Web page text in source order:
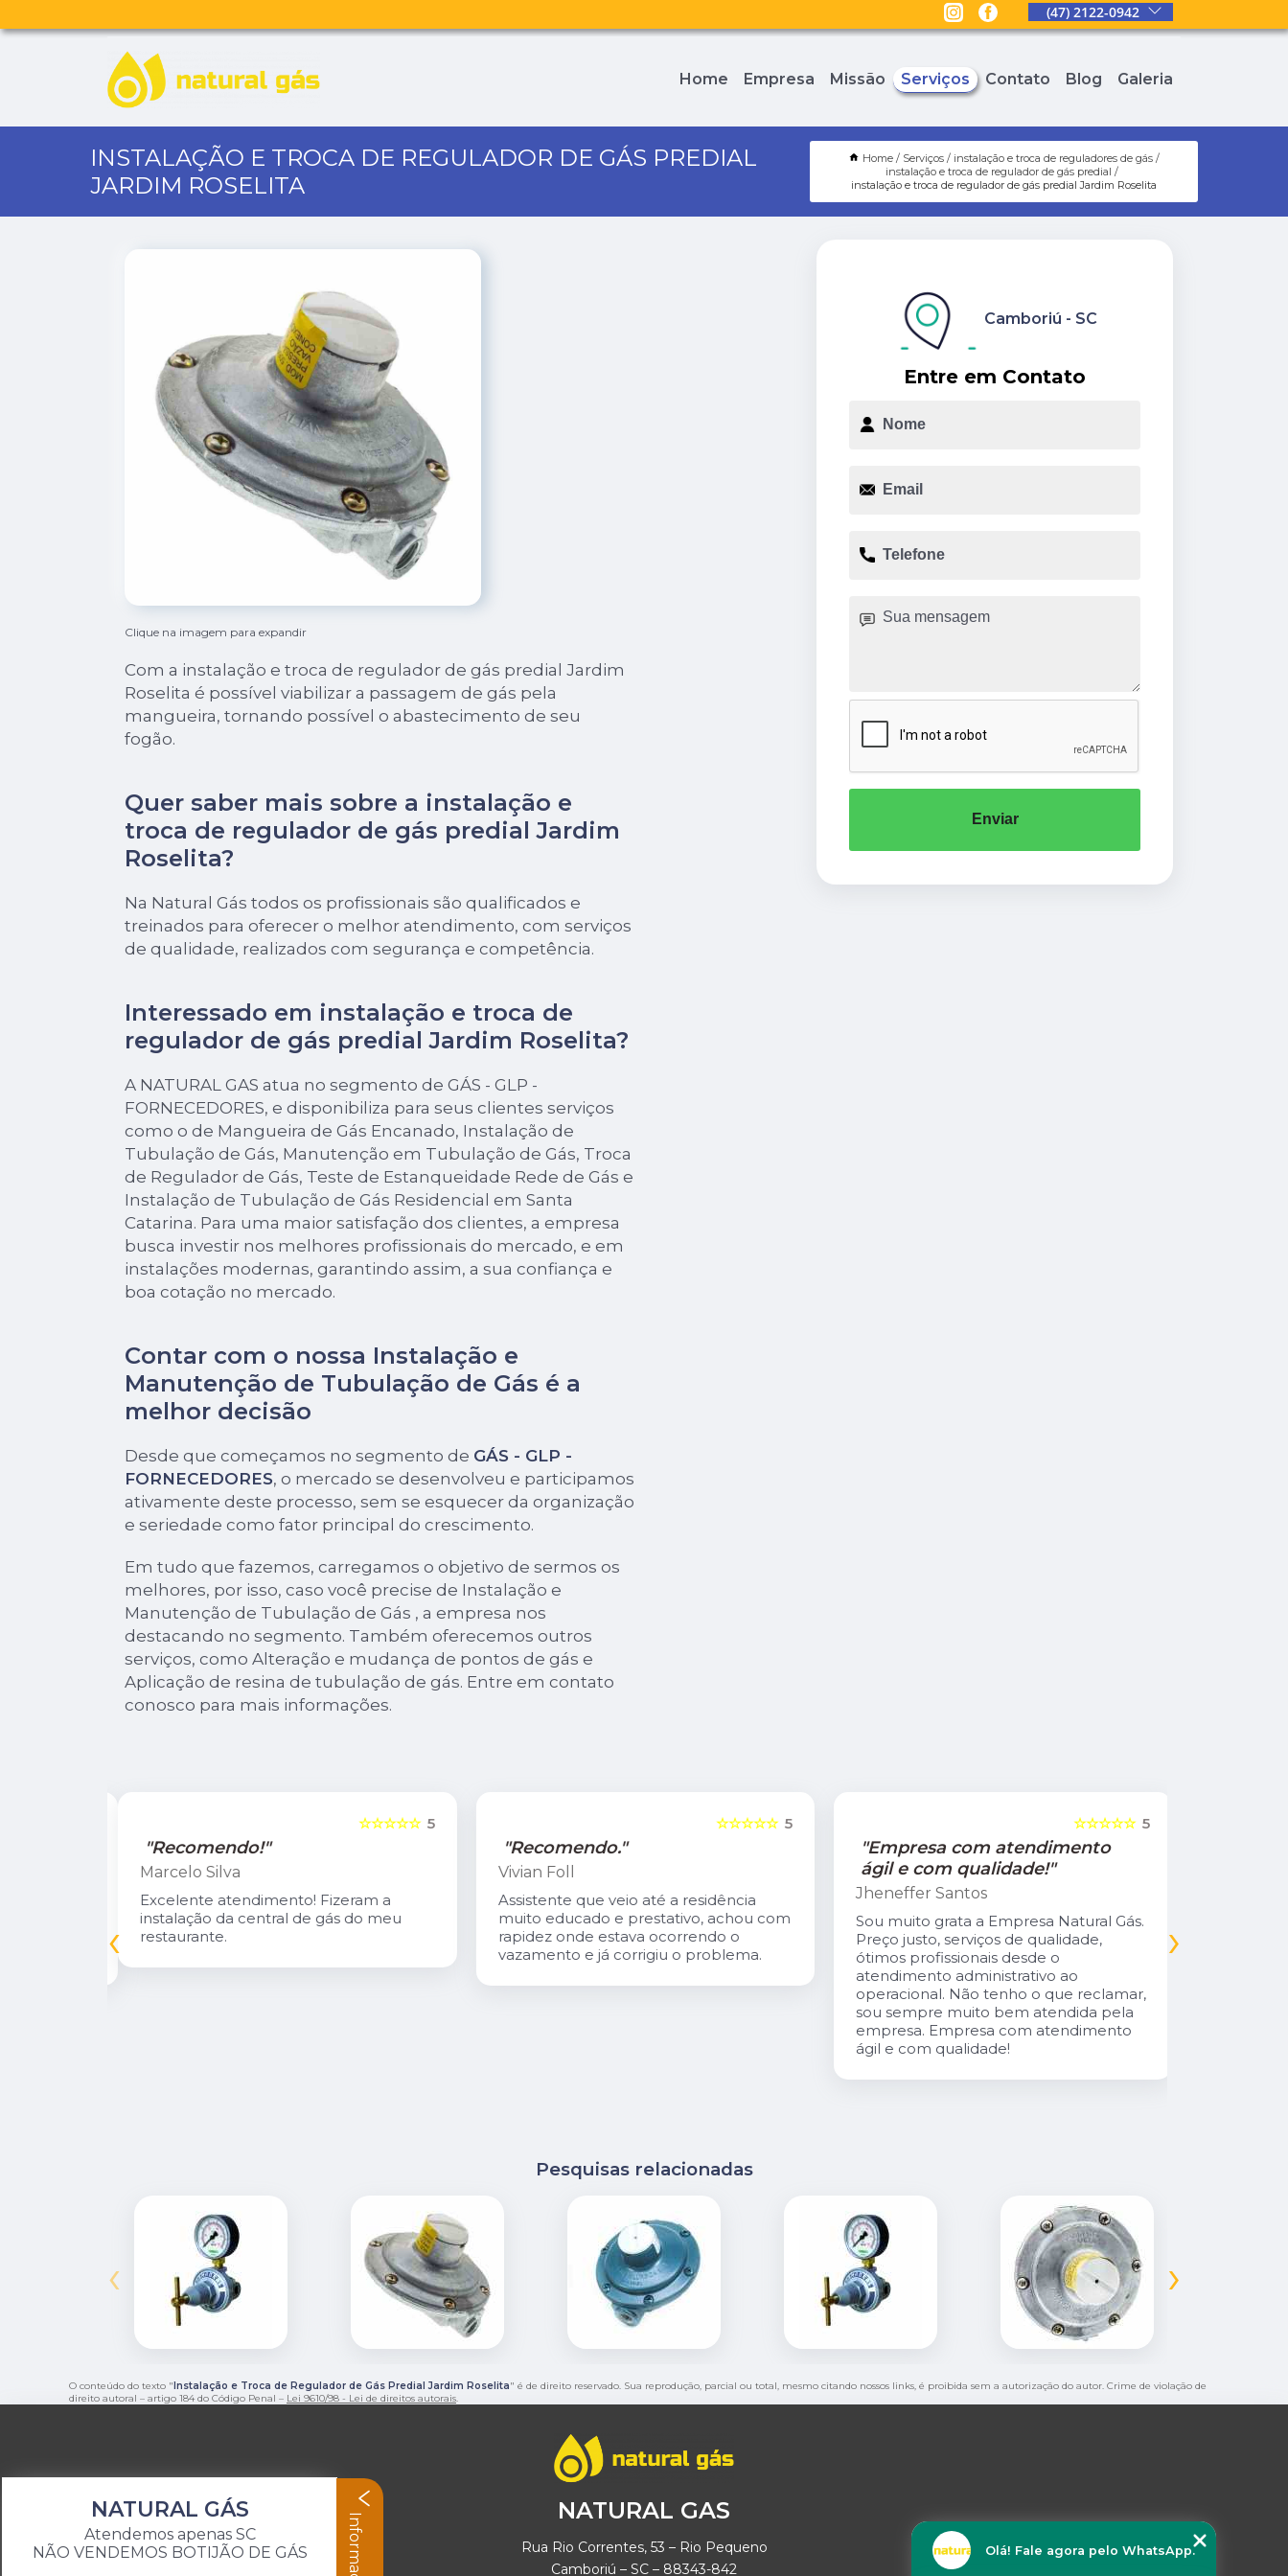
(47) 2122-0942
Home Empresa Missão Serviços Contato Blog Galeria
INSTALAÇÃO E TROCA DE REGULADOR DE GÁS PREDIAL
JARDIM ROSELITA
Home Serviços
instalação e troca de reguladores de gás
instalação e troca de regulador de gás predial
instalação e troca de regulador de gás predial Jardim Roselita
Clique na imagem para expandir
Com a instalação e troca de regulador de gás predial Jardim
Roselita é possível viabilizar a passagem de gás pela
mangueira, tornando possível o abastecimento de seu
fogão.
Quer saber mais sobre a instalação e
troca de regulador de gás predial Jardim
Roselita?
Na Natural Gás todos os profissionais são qualificados e
treinados para oferecer o melhor atendimento, com serviços
de qualidade, realizados com segurança e competência.
Interessado em instalação e troca de
regulador de gás predial Jardim Roselita?
A NATURAL GAS atua no segmento de GÁS - GLP -
FORNECEDORES, e disponibiliza para seus clientes serviços
como o de Mangueira de Gás Encanado, Instalação de
Tubulação de Gás, Manutenção em Tubulação de Gás, Troca
de Regulador de Gás, Teste de Estanqueidade Rede de Gás e
Instalação de Tubulação de Gás Residencial em Santa
Catarina. Para uma maior satisfação dos clientes, a empresa
busca investir nos melhores profissionais do mercado, e em
instalações modernas, garantindo assim, a sua confiança e
boa cotação no mercado.
Contar com o nossa Instalação e
Manutenção de Tubulação de Gás é a
melhor decisão
Desde que começamos no segmento de GÁS - GLP -
FORNECEDORES, o mercado se desenvolveu e participamos
ativamente deste processo, sem se esquecer da organização
e seriedade como fator principal do crescimento.
Em tudo que fazemos, carregamos o objetivo de sermos os
melhores, por isso, caso você precise de Instalação e
Manutenção de Tubulação de Gás , a empresa nos
destacando no segmento. Também oferecemos outros
serviços, como Alteração e mudança de pontos de gás e
Aplicação de resina de tubulação de gás. Entre em contato
conosco para mais informações.
Entre em Contato
Camboriú - SC
Enviar
5
☆☆☆☆☆
"Recomendo!"
Marcelo Silva
Excelente atendimento! Fizeram a
instalação da central de gás do meu
restaurante.
5
☆☆☆☆☆
"Recomendo."
Vivian Foll
Assistente que veio até a residência
muito educado e prestativo, achou com
rapidez onde estava ocorrendo o
vazamento e já corrigiu o problema.
5
☆☆☆☆☆
"Empresa com atendimento
ágil e com qualidade!"
Jheneffer Santos
Sou muito grata a Empresa Natural Gás.
Preço justo, serviços de qualidade,
ótimos profissionais desde o
atendimento administrativo ao
operacional. Não tenho o que reclamar,
sou sempre muito bem atendida pela
empresa. Empresa com atendimento
ágil e com qualidade!
‹ ›
Pesquisas relacionadas
‹ ›
O conteúdo do texto " Instalação e Troca de Regulador de Gás Predial Jardim Roselita" é de direito reservado. Sua reprodução, parcial ou total, mesmo citando nossos links, é proibida sem a autorização do autor. Crime de violação de
direito autoral – artigo 184 do Código Penal – Lei 9610/98 - Lei de direitos autorais.
NATURAL GAS
Rua Rio Correntes, 53 – Rio Pequeno
Camboriú – SC – 88343-842
Olá! Fale agora pelo WhatsApp.
NATURAL GÁS
Atendemos apenas SC
NÃO VENDEMOS BOTIJÃO DE GÁS